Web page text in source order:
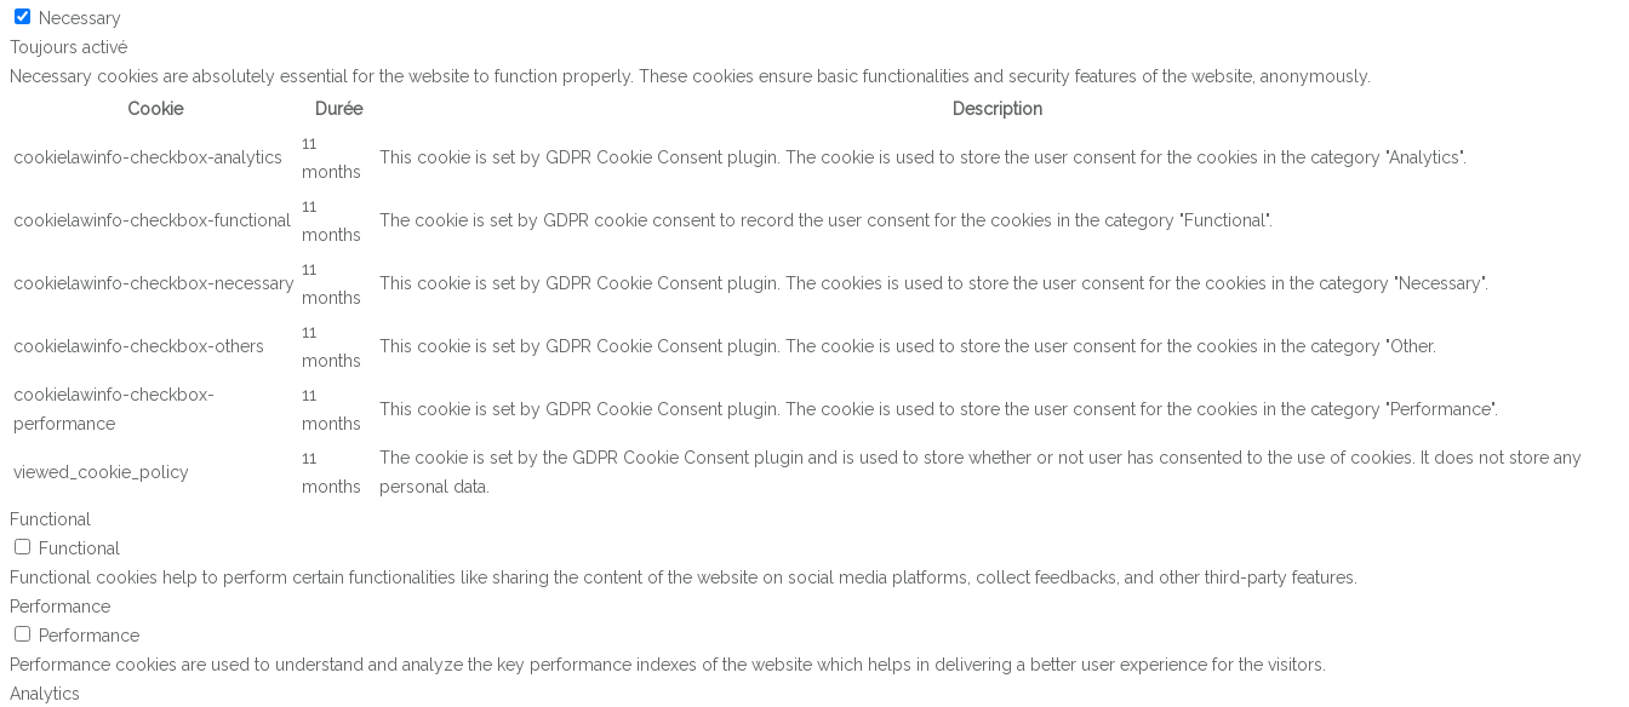
Necessary
Toujours activé
Necessary cookies are absolutely essential for the website to function properly. These cookies ensure basic functionalities and security features of the website, anonymously.
Cookie
Durée Description
cookielawinfo-checkbox-analytics
11
months
This cookie is set by GDPR Cookie Consent plugin. The cookie is used to store the user consent for the cookies in the category "Analytics".
cookielawinfo-checkbox-functional
11
months
The cookie is set by GDPR cookie consent to record the user consent for the cookies in the category "Functional".
cookielawinfo-checkbox-necessary
11
months
This cookie is set by GDPR Cookie Consent plugin. The cookies is used to store the user consent for the cookies in the category "Necessary".
cookielawinfo-checkbox-others
11
months
This cookie is set by GDPR Cookie Consent plugin. The cookie is used to store the user consent for the cookies in the category "Other.
cookielawinfo-checkbox-
performance
11
months
This cookie is set by GDPR Cookie Consent plugin. The cookie is used to store the user consent for the cookies in the category "Performance".
viewed_cookie_policy
11
months
The cookie is set by the GDPR Cookie Consent plugin and is used to store whether or not user has consented to the use of cookies. It does not store any
personal data.
Functional
Functional
Functional cookies help to perform certain functionalities like sharing the content of the website on social media platforms, collect feedbacks, and other third-party features.
Performance
Performance
Performance cookies are used to understand and analyze the key performance indexes of the website which helps in delivering a better user experience for the visitors.
Analytics